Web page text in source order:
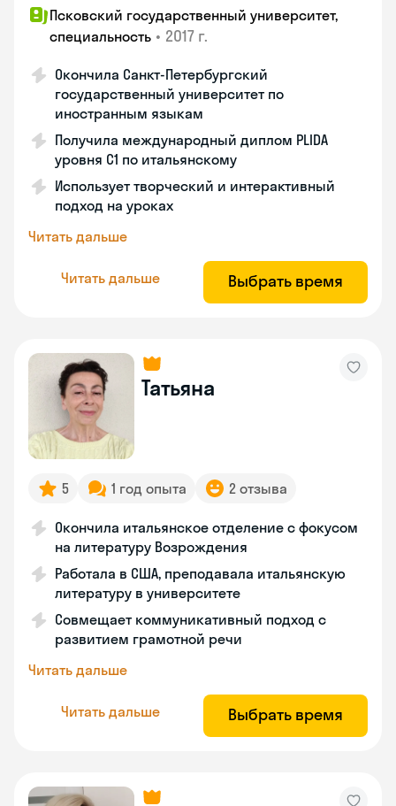
Псковский государственный университет,
специальность • 2017 г.
Окончила Санкт-Петербургский
государственный университет по
иностранным языкам
Получила международный диплом PLIDA
уровня С1 по итальянскому
Использует творческий и интерактивный
подход на уроках
Читать дальше
Читать дальше Выбрать время
Татьяна
5 1 год опыта 2 отзыва
Окончила итальянское отделение с фокусом
на литературу Возрождения
Работала в США, преподавала итальянскую
литературу в университете
Совмещает коммуникативный подход с
развитием грамотной речи
Читать дальше
Читать дальше Выбрать время